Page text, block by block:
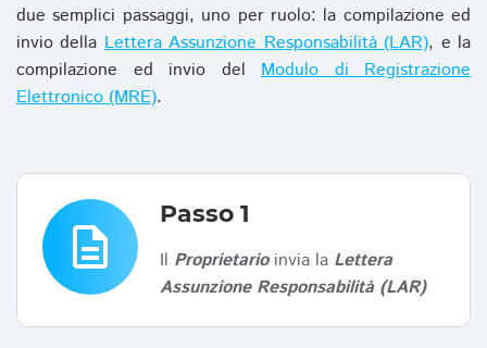
due semplici passaggi, uno per ruolo: la compilazione ed
invio dellaLettera Assunzione Responsabilità (LAR), e la
compilazione ed invio del Modulo di Registrazione
Elettronico (MRE).
description
Passo 1
Il Proprietarioinvia la Lettera
Assunzione Responsabilità (LAR)